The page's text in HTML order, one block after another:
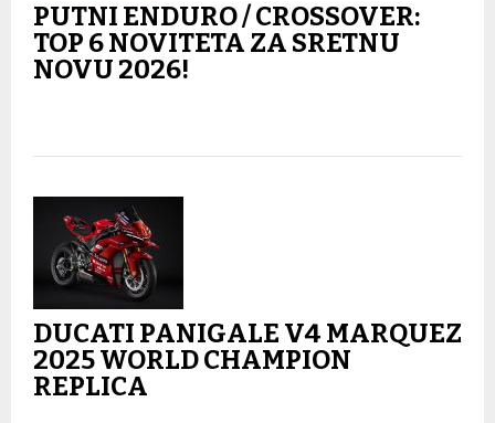
PUTNI ENDURO / CROSSOVER:
TOP 6 NOVITETA ZA SRETNU
NOVU 2026!
DUCATI PANIGALE V4 MARQUEZ
2025 WORLD CHAMPION
REPLICA